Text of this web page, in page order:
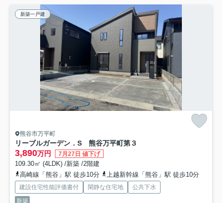
新築一戸建
熊谷市万平町
リーブルガーデン．S 熊谷万平町第３
3,890万円 7月27日 値下げ
109.30㎡ (4LDK) /新築 /2階建
高崎線「熊谷」駅 徒歩10分
上越新幹線「熊谷」駅 徒歩10分
建設住宅性能評価書付 閑静な住宅地
公共下水
新築